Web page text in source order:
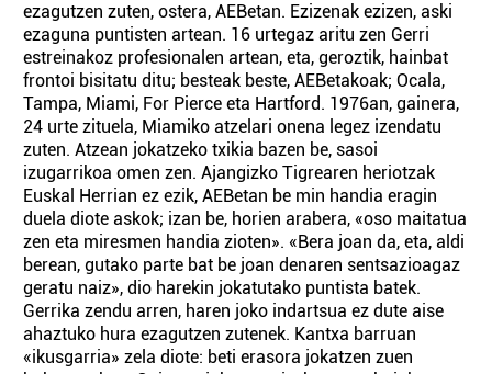
ezagutzen zuten, ostera, AEBetan. Ezizenak ezizen, aski
ezaguna puntisten artean. 16 urtegaz aritu zen Gerri
estreinakoz profesionalen artean, eta, geroztik, hainbat
frontoi bisitatu ditu; besteak beste, AEBetakoak; Ocala,
Tampa, Miami, For Pierce eta Hartford. 1976an, gainera,
24 urte zituela, Miamiko atzelari onena legez izendatu
zuten. Atzean jokatzeko txikia bazen be, sasoi
izugarrikoa omen zen. Ajangizko Tigrearen heriotzak
Euskal Herrian ez ezik, AEBetan be min handia eragin
duela diote askok; izan be, horien arabera, «oso maitatua
zen eta miresmen handia zioten». «Bera joan da, eta, aldi
berean, gutako parte bat be joan denaren sentsazioagaz
geratu naiz», dio harekin jokatutako puntista batek.
Gerrika zendu arren, haren joko indartsua ez dute aise
ahaztuko hura ezagutzen zutenek. Kantxa barruan
«ikusgarria» zela diote: beti erasora jokatzen zuen